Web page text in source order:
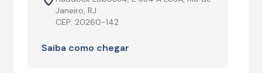
Janeiro, RJ
CEP: 20260-142
Saiba como chegar